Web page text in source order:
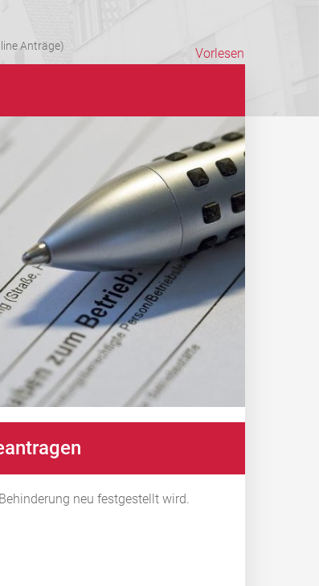
Anträge) Vorlesen
neu festgestellt wird.